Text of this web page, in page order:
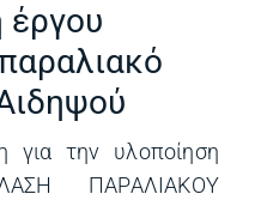
για την υλοποίηση
ΠΑΡΑΛΙΑΚΟΥ